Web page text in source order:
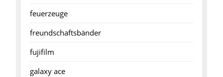
feuerzeuge
freundschaftsbänder
fujifilm
galaxy ace